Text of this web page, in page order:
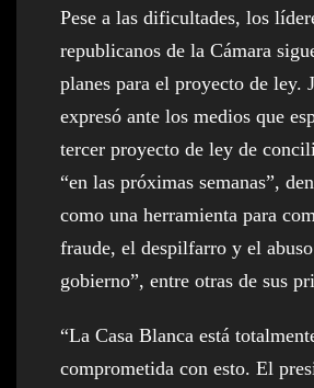
Pese a las dificultades, los
republicanos de la Cámara
planes para el proyecto de ley.
expresó ante los medios que
tercer proyecto de ley de
“en las próximas semanas”,
como una herramienta para
fraude, el despilfarro y el
gobierno”, entre otras de sus
“La Casa Blanca está
comprometida con esto. El